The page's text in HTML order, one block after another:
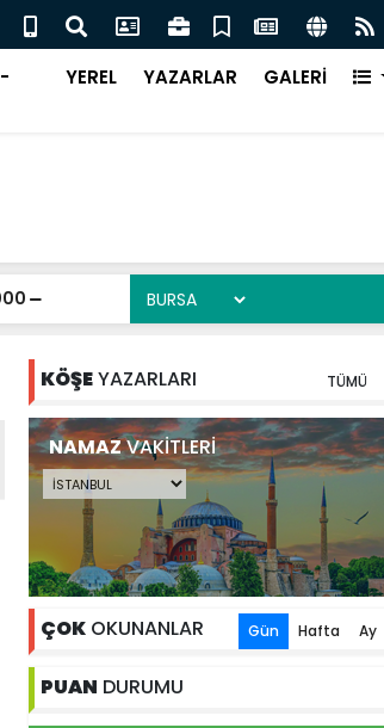
DEV ADIM ON DÖRT NOKTADA
YEREL YAZARLAR GALERİ
KÖŞEYAZARLARI TÜMÜ
NAMAZVAKİTLERİ
ÇOK OKUNANLAR Gün Hafta Ay
PUAN DURUMU